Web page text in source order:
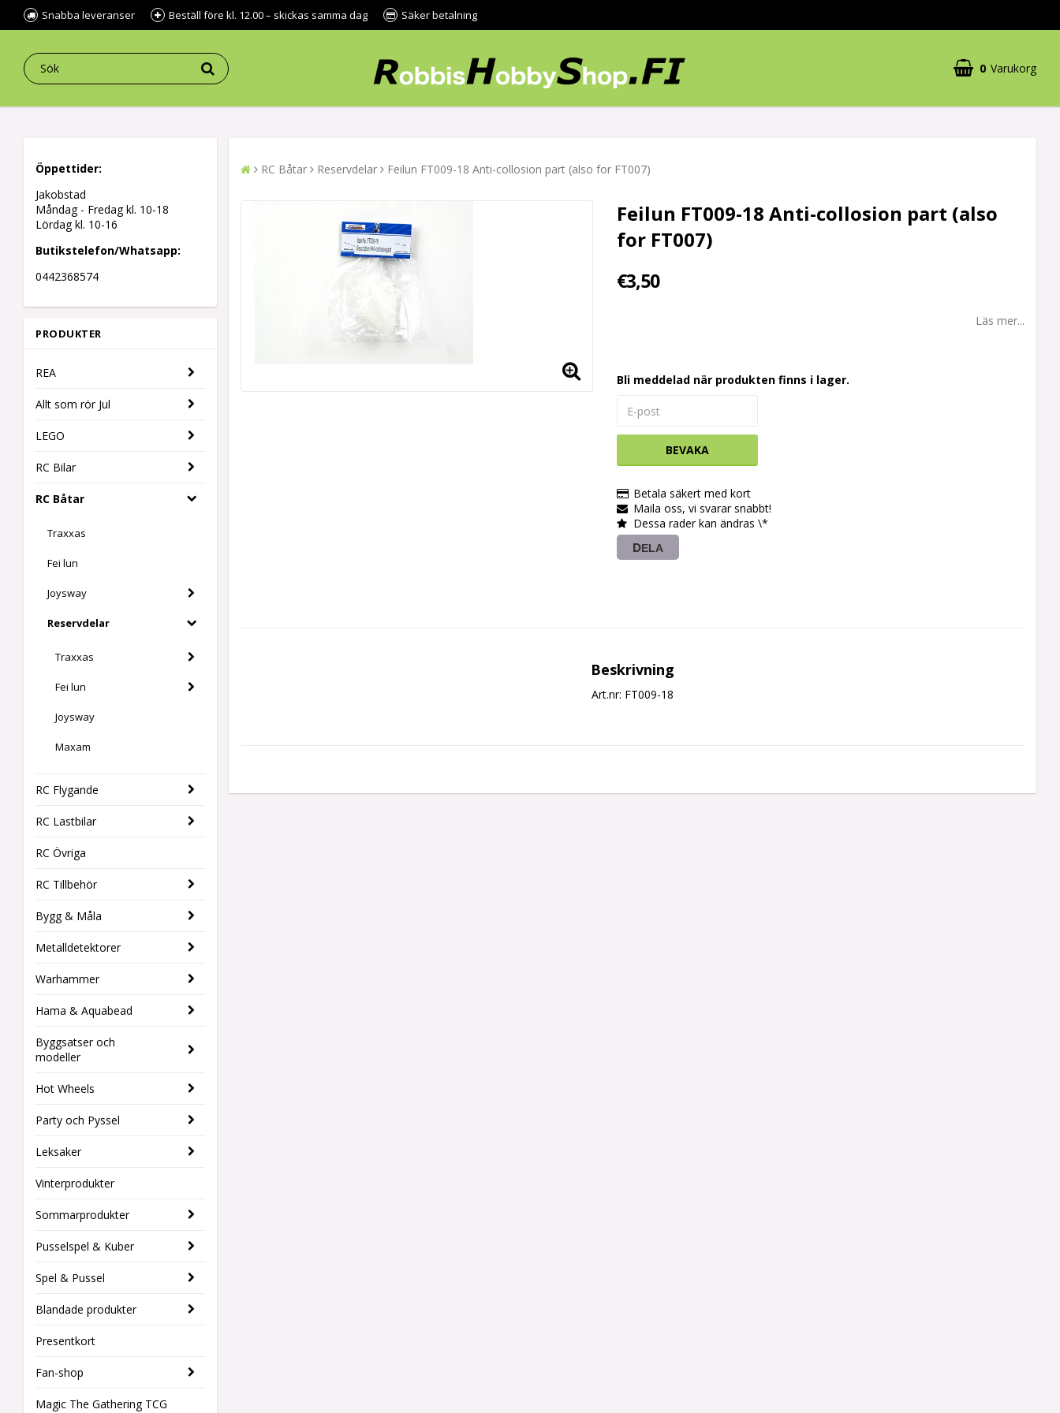
Snabba leveranser Beställ före kl. 12.00 – skickas samma dag Säker betalning
0 Varukorg
Öppettider:
Jakobstad
Måndag - Fredag kl. 10-18
Lördag kl. 10-16
Butikstelefon/Whatsapp:
0442368574
PRODUKTER
REA
Allt som rör Jul
LEGO
RC Bilar
RC Båtar
Traxxas
Fei lun
Joysway
Reservdelar
Traxxas
Fei lun
Joysway
Maxam
RC Flygande
RC Lastbilar
RC Övriga
RC Tillbehör
Bygg & Måla
Metalldetektorer
Warhammer
Hama & Aquabead
Byggsatser och
modeller
Hot Wheels
Party och Pyssel
Leksaker
Vinterprodukter
Sommarprodukter
Pusselspel & Kuber
Spel & Pussel
Blandade produkter
Presentkort
Fan-shop
Magic The Gathering TCG
RC Båtar Reservdelar Feilun FT009-18 Anti-collosion part (also for FT007)
Feilun FT009-18 Anti-collosion part (also
for FT007)
€3,50
Läs mer...
Bli meddelad när produkten finns i lager.
BEVAKA
Betala säkert med kort
Maila oss, vi svarar snabbt!
Dessa rader kan ändras \*
DELA
Beskrivning
Art.nr: FT009-18